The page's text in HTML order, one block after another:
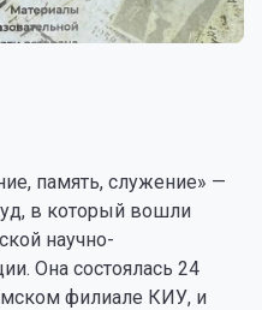
память, служение» —
в который вошли
научно-
Она состоялась 24
филиале КИУ, и